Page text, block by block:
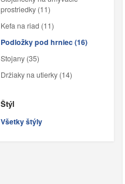
prostriedky (11)
Kefa na riad (11)
Podložky pod hrniec (16)
Stojany (35)
Držiaky na utierky (14)
Štýl
Všetky štýly